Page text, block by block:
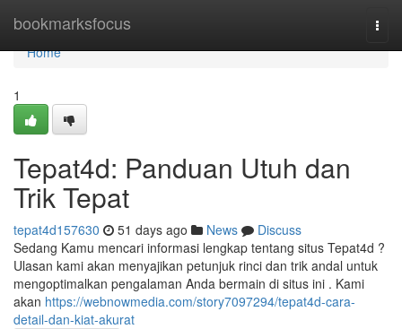
bookmarksfocus
Home
Home
1
Tepat4d: Panduan Utuh dan
Trik Tepat
tepat4d157630 51 days ago News
Discuss
Sedang Kamu mencari informasi lengkap tentang situs Tepat4d ?
Ulasan kami akan menyajikan petunjuk rinci dan trik andal untuk
mengoptimalkan pengalaman Anda bermain di situs ini . Kami
akan https://webnowmedia.com/story7097294/tepat4d-cara-
detail-dan-kiat-akurat